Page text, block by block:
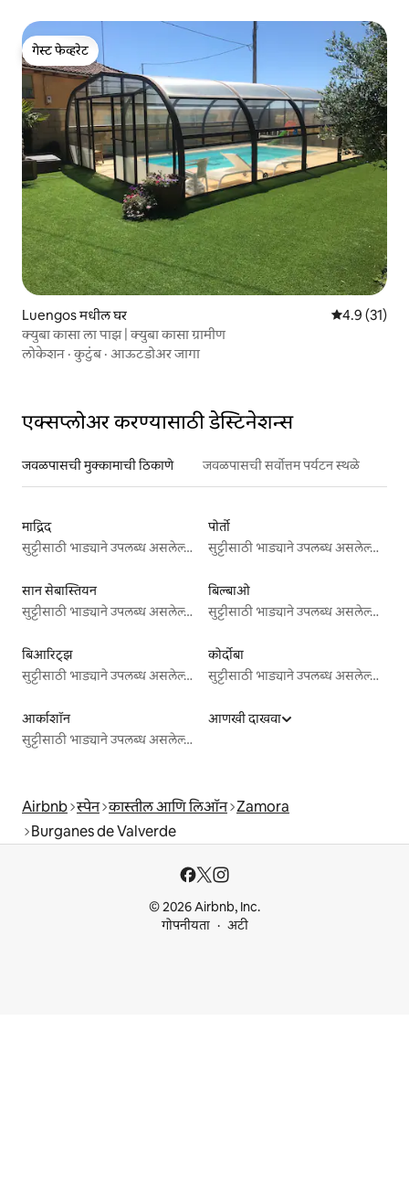
गेस्ट फेव्हरेट
गेस्ट फेव्हरेट
Luengos मधील घर 5 पैकी 4.9
4.9 (31)
क्युबा कासा ला पाझ | क्युबा कासा ग्रामीण
लोकेशन ·कुटुंब· आऊटडोअर जागा
एक्सप्लोअर करण्यासाठी डेस्टिनेशन्स
जवळपासची मुक्कामाची ठिकाणे जवळपासची सर्वोत्तम पर्यटन स्थळे
माद्रिद
सुट्टीसाठी भाड्याने उपलब्ध असलेल्या जागा
पोर्तो
सुट्टीसाठी भाड्याने उपलब्ध असलेल्या जागा
सान सेबास्तियन
सुट्टीसाठी भाड्याने उपलब्ध असलेल्या जागा
बिल्बाओ
सुट्टीसाठी भाड्याने उपलब्ध असलेल्या जागा
बिआरिट्झ
सुट्टीसाठी भाड्याने उपलब्ध असलेल्या जागा
कोर्दोबा
सुट्टीसाठी भाड्याने उपलब्ध असलेल्या जागा
आर्काशॉन
सुट्टीसाठी भाड्याने उपलब्ध असलेल्या जागा
आणखी दाखवा
Airbnb स्पेन कास्तील आणि लिऑन Zamora
Burganes de Valverde
© 2026 Airbnb, Inc.
गोपनीयता
अटी